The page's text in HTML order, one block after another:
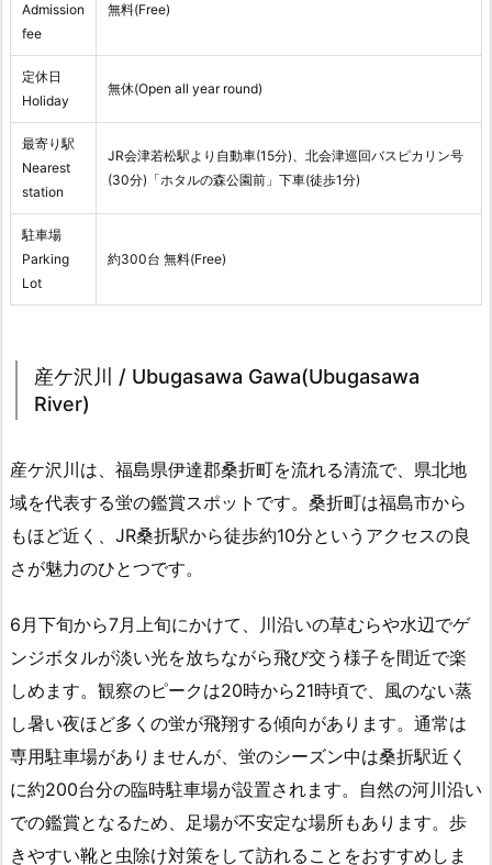
Admission
fee
無料(Free)
定休日
Holiday
無休(Open all year round)
最寄り駅
Nearest
station
JR会津若松駅より自動車(15分)、北会津巡回バスピカリン号
(30分)「ホタルの森公園前」下車(徒歩1分)
駐車場
Parking
Lot
約300台 無料(Free)
産ケ沢川 / Ubugasawa Gawa(Ubugasawa
River)
産ケ沢川は、福島県伊達郡桑折町を流れる清流で、県北地
域を代表する蛍の鑑賞スポットです。桑折町は福島市から
もほど近く、JR桑折駅から徒歩約10分というアクセスの良
さが魅力のひとつです。
6月下旬から7月上旬にかけて、川沿いの草むらや水辺でゲ
ンジボタルが淡い光を放ちながら飛び交う様子を間近で楽
しめます。観察のピークは20時から21時頃で、風のない蒸
し暑い夜ほど多くの蛍が飛翔する傾向があります。通常は
専用駐車場がありませんが、蛍のシーズン中は桑折駅近く
に約200台分の臨時駐車場が設置されます。自然の河川沿い
での鑑賞となるため、足場が不安定な場所もあります。歩
きやすい靴と虫除け対策をして訪れることをおすすめしま